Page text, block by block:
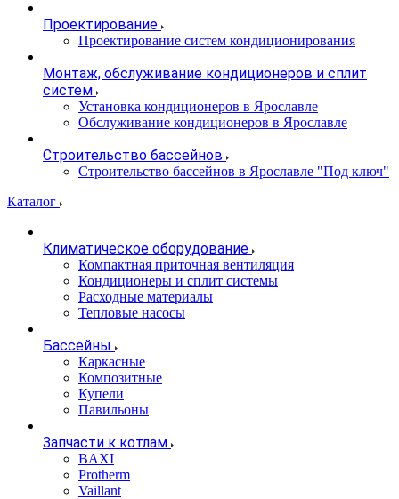
Проектирование
Проектирование систем кондиционирования
Монтаж, обслуживание кондиционеров и сплит
систем
Установка кондиционеров в Ярославле
Обслуживание кондиционеров в Ярославле
Строительство бассейнов
Строительство бассейнов в Ярославле "Под ключ"
Каталог
Климатическое оборудование
Компактная приточная вентиляция
Кондиционеры и сплит системы
Расходные материалы
Тепловые насосы
Бассейны
Каркасные
Композитные
Купели
Павильоны
Запчасти к котлам
BAXI
Protherm
Vaillant